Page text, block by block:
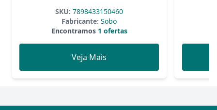
SKU: 7898433150460
Fabricante: Sobo
Encontramos1 ofertas
Veja Mais